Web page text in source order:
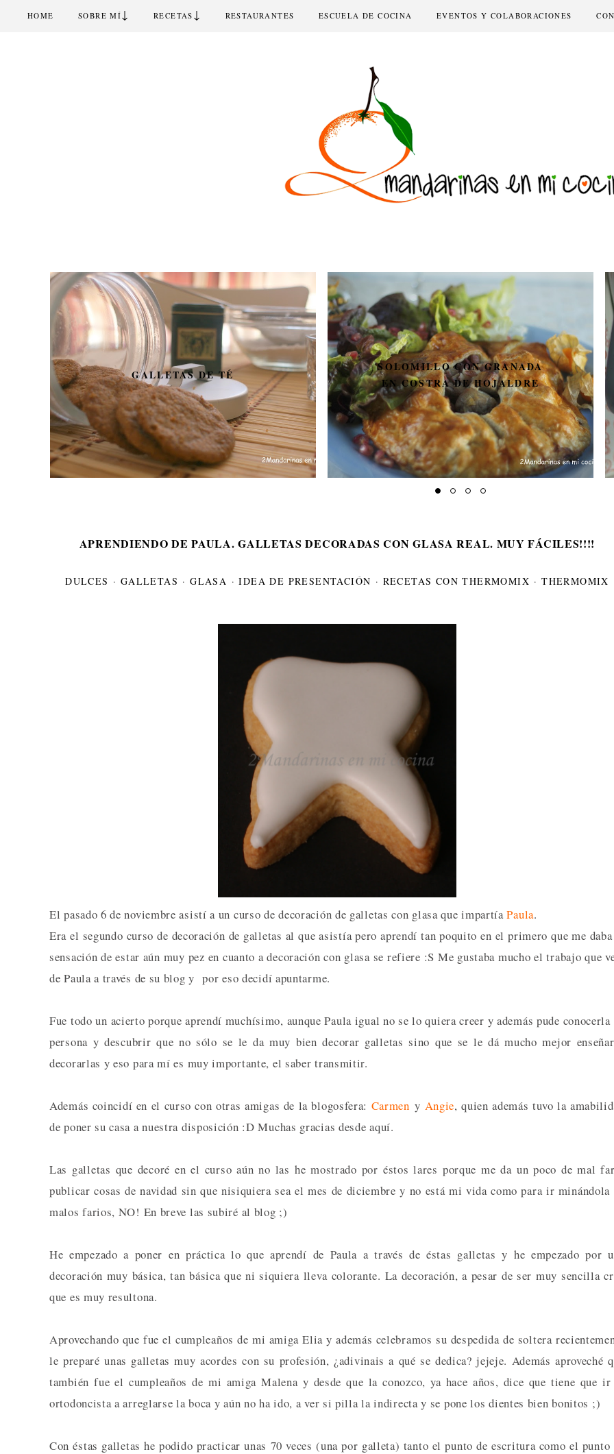
HOME SOBRE MÍ↓ RECETAS ↓ RESTAURANTES ESCUELA DE COCINA EVENTOS Y COLABORACIONES
GALLETAS DE TÉ
SOLOMILLO CON GRANADA
EN COSTRA DE HOJALDRE
APRENDIENDO DE PAULA. GALLETAS DECORADAS CON GLASA REAL. MUY FÁCILES!!!!
DULCES · GALLETAS ·GLASA ·IDEA DE PRESENTACIÓN · RECETAS CON THERMOMIX ·THERMOMIX
El pasado 6 de noviembre asistí a un curso de decoración de galletas con glasa que impartíaPaula.
Era el segundo curso de decoración de galletas al que asistía pero aprendí tan poquito en el primero que me
sensación de estar aún muy pez en cuanto a decoración con glasa se refiere :S Me gustaba mucho el trabajo que
de Paula a través de su blog y por eso decidí apuntarme.
Fue todo un acierto porque aprendí muchísimo, aunque Paula igual no se lo quiera creer y además pude conocerla
persona y descubrir que no sólo se le da muy bien decorar galletas sino que se le dá mucho mejor
decorarlas y eso para mí es muy importante, el saber transmitir.
Además coincidí en el curso con otras amigas de la blogosfera: Carmen y Angie, quien además tuvo la
de poner su casa a nuestra disposición :D Muchas gracias desde aquí.
Las galletas que decoré en el curso aún no las he mostrado por éstos lares porque me da un poco de mal
publicar cosas de navidad sin que nisiquiera sea el mes de diciembre y no está mi vida como para ir minándola
malos farios, NO! En breve las subiré al blog ;)
He empezado a poner en práctica lo que aprendí de Paula a través de éstas galletas y he empezado por
decoración muy básica, tan básica que ni siquiera lleva colorante. La decoración, a pesar de ser muy sencilla
que es muy resultona.
Aprovechando que fue el cumpleaños de mi amiga Elia y además celebramos su despedida de soltera
le preparé unas galletas muy acordes con su profesión, ¿adivinais a qué se dedica? jejeje. Además aproveché
también fue el cumpleaños de mi amiga Malena y desde que la conozco, ya hace años, dice que tiene que
ortodoncista a arreglarse la boca y aún no ha ido, a ver si pilla la indirecta y se pone los dientes bien bonitos ;)
Con éstas galletas he podido practicar unas 70 veces (una por galleta) tanto el punto de escritura como el punto